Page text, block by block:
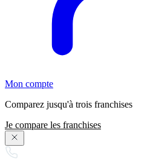
Mon compte
Comparez jusqu'à trois franchises
Je compare les franchises